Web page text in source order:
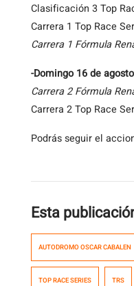
Clasificación 3 Top
Carrera 1 Top Race
Carrera 1 Fórmula
-Domingo 16 de agosto
Carrera 2 Fórmula
Carrera 2 Top Race
Podrás seguir el
Esta
AUTODROMO OSCAR CABALEN
TOP RACE SERIES TRS